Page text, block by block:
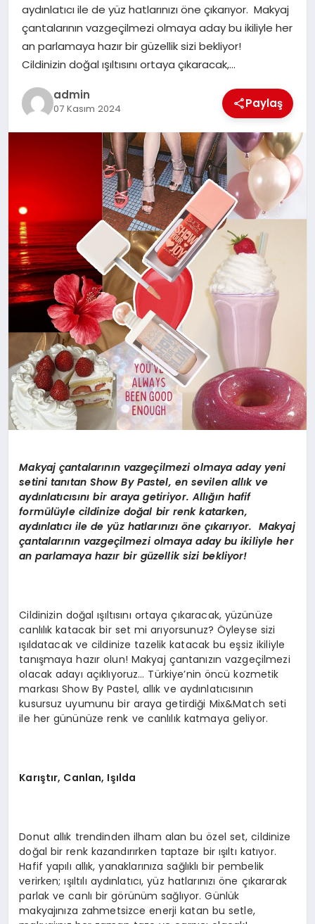
aydınlatıcı ile de yüz hatlarınızı öne çıkarıyor. Makyaj
çantalarının vazgeçilmezi olmaya aday bu ikiliyle her
an parlamaya hazır bir güzellik sizi bekliyor!
Cildinizin doğal ışıltısını ortaya çıkaracak,…
admin
07 Kasım 2024 Paylaş
Makyaj çantalarının vazgeçilmezi olmaya aday yeni
setini tanıtan Show By Pastel, en sevilen allık ve
aydınlatıcısını bir araya getiriyor. Allığın hafif
formülüyle cildinize doğal bir renk katarken,
aydınlatıcı ile de yüz hatlarınızı öne çıkarıyor. Makyaj
çantalarının vazgeçilmezi olmaya aday bu ikiliyle her
an parlamaya hazır bir güzellik sizi bekliyor!
Cildinizin doğal ışıltısını ortaya çıkaracak, yüzünüze
canlılık katacak bir set mi arıyorsunuz? Öyleyse sizi
ışıldatacak ve cildinize tazelik katacak bu eşsiz ikiliyle
tanışmaya hazır olun! Makyaj çantanızın vazgeçilmezi
olacak adayı açıklıyoruz… Türkiye’nin öncü kozmetik
markası Show By Pastel, allık ve aydınlatıcısının
kusursuz uyumunu bir araya getirdiği Mix&Match seti
ile her gününüze renk ve canlılık katmaya geliyor.
Karıştır, Canlan, Işılda
Donut allık trendinden ilham alan bu özel set, cildinize
doğal bir renk kazandırırken taptaze bir ışıltı katıyor.
Hafif yapılı allık, yanaklarınıza sağlıklı bir pembelik
verirken; ışıltılı aydınlatıcı, yüz hatlarınızı öne çıkararak
parlak ve canlı bir görünüm sağlıyor. Günlük
makyajınıza zahmetsizce enerji katan bu setle,